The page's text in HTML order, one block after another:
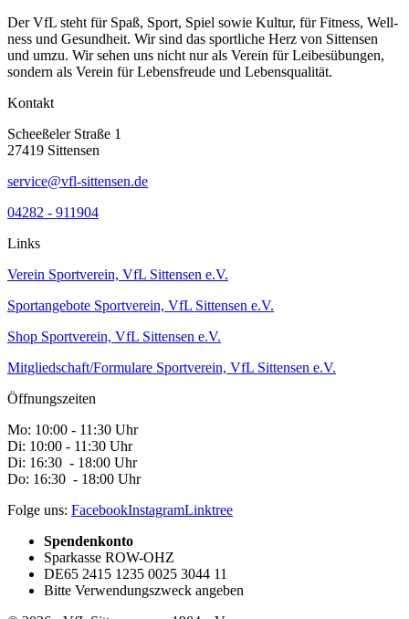
Der VfL steht für Spaß, Sport, Spiel sowie Kultur, für Fit­ness, Well­
ness und Gesund­heit. Wir sind das sport­­liche Herz von Sittensen
und umzu. Wir sehen uns nicht nur als Ver­ein für Lei­bes­übun­gen,
son­dern als Ver­ein für Le­bens­freu­de und Le­bens­quali­tät.
Kontakt
Scheeßeler Straße 1
27419 Sittensen
service@vfl-sittensen.de
04282 - 911904
Links
Verein Sportverein, VfL Sittensen e.V.
Sportangebote Sportverein, VfL Sittensen e.V.
Shop Sportverein, VfL Sittensen e.V.
Mitgliedschaft/Formulare Sportverein, VfL Sittensen e.V.
Öffnungszeiten
Mo: 10:00 - 11:30 Uhr
Di: 10:00 - 11:30 Uhr
Di: 16:30 - 18:00 Uhr
Do: 16:30 - 18:00 Uhr
Folge uns: FacebookInstagramLinktree
Spendenkonto
Sparkasse ROW-OHZ
DE65 2415 1235 0025 3044 11
Bitte Verwendungszweck angeben